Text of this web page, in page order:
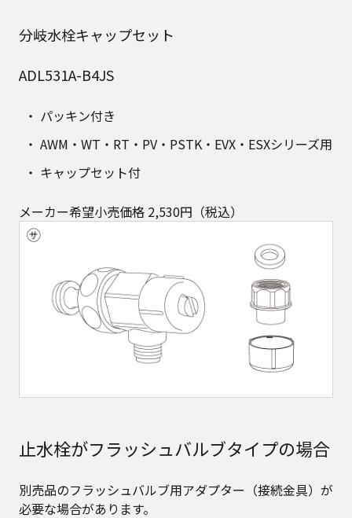
分岐水栓キャップセット
ADL531A-B4JS
パッキン付き
AWM・WT・RT・PV・PSTK・EVX・ESXシリーズ用
キャップセット付
メーカー希望小売価格 2,530円（税込）
止水栓がフラッシュバルブタイプの場合​
別売品のフラッシュバルブ用アダプター（接続金具）が
必要な場合があります。​